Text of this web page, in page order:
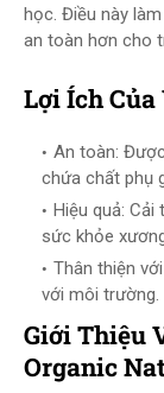
học. Điều này
an toàn hơn cho
Lợi Ích
An toàn:
chứa chất phụ
Hiệu quả: Cải
sức khỏe
Thân thiện
với môi trường.
Giới Thiệu
Organic